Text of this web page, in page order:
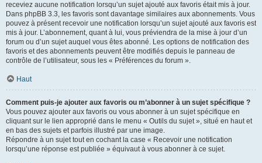
receviez aucune notification lorsqu’un sujet ajouté aux favoris était mis à jour.
Dans phpBB 3.3, les favoris sont davantage similaires aux abonnements. Vous
pouvez à présent recevoir une notification lorsqu’un sujet ajouté aux favoris est
mis à jour. L’abonnement, quant à lui, vous préviendra de la mise à jour d’un
forum ou d’un sujet auquel vous êtes abonné. Les options de notification des
favoris et des abonnements peuvent être modifiés depuis le panneau de
contrôle de l’utilisateur, sous les « Préférences du forum ».
Haut
Comment puis-je ajouter aux favoris ou m’abonner à un sujet spécifique ?
Vous pouvez ajouter aux favoris ou vous abonner à un sujet spécifique en
cliquant sur le lien approprié dans le menu « Outils du sujet », situé en haut et
en bas des sujets et parfois illustré par une image.
Répondre à un sujet tout en cochant la case « Recevoir une notification
lorsqu’une réponse est publiée » équivaut à vous abonner à ce sujet.